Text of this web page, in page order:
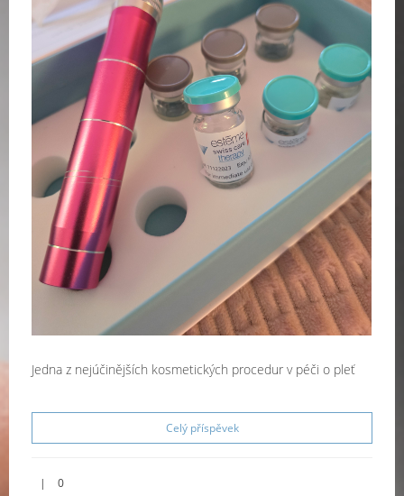
Jedna z nejúčinějších kosmetických procedur v péči o pleť
Celý příspěvek
| 0